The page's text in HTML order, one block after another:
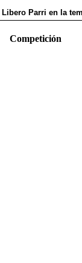
Parri en la
Competición